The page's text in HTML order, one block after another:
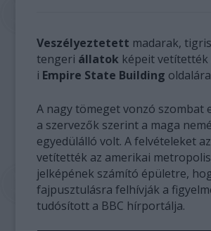
Veszélyeztetett madarak,
tengeri állatok képeit vetítették
i Empire State Building
A nagy tömeget vonzó szombat
a szervezők szerint a maga
egyedülálló volt. A felvételeket
vetítették az amerikai
jelképének számító épületre,
fajpusztulásra felhívják a
tudósított a BBC hírportálja.